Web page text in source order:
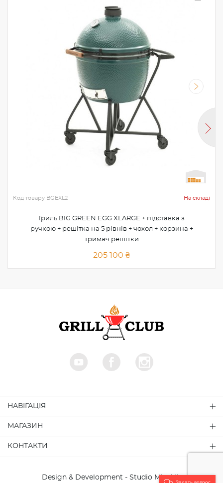
Код товару BGEXL2 На складі
Гриль BIG GREEN EGG XLARGE + підставка з
ручкою + решітка на 5 рівнів + чохол + корзина +
тримач решітки
205 100 ₴
НАВІГАЦІЯ
МАГАЗИН
КОНТАКТИ
Design & Development - Studio MiruMir